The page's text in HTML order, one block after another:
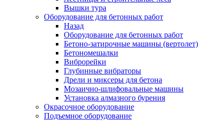
Вышки тура
Оборудование для бетонных работ
Назад
Оборудование для бетонных работ
Бетоно-затирочные машины (вертолет)
Бетономешалки
Виброрейки
Глубинные вибраторы
Дрели и миксеры для бетона
Мозаично-шлифовальные машины
Установка алмазного бурения
Окрасочное оборудование
Подъемное оборудование